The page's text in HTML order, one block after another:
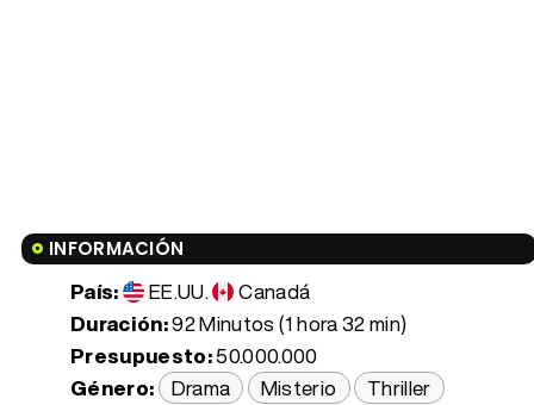
INFORMACIÓN
País: EE.UU.
Canadá
Duración:92 Minutos (1 hora 32 min)
Presupuesto:50.000.000
Género: Drama Misterio
Thriller